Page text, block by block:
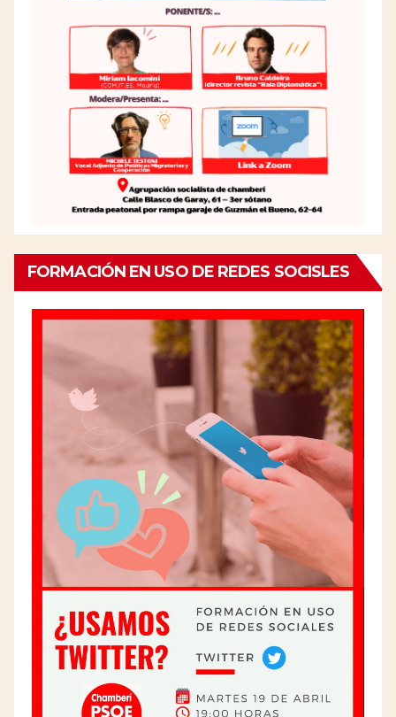
FORMACIÓN EN USO DE REDES SOCISLES